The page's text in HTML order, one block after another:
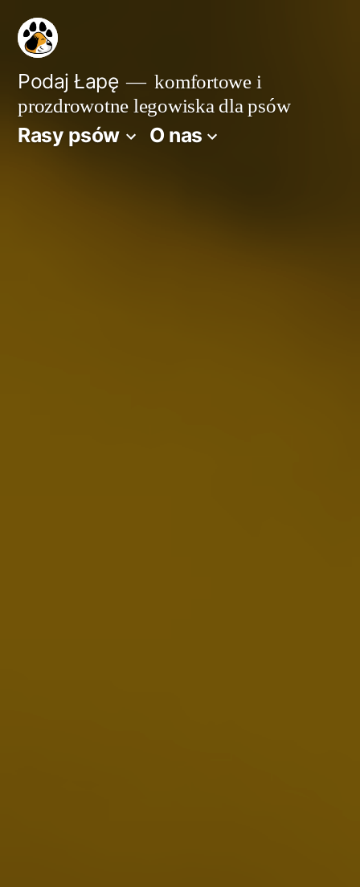
Przejdź
treściPodaj Łapę
komfortowe i
prozdrowotne legowiska dla psów
Rasy psów O nas